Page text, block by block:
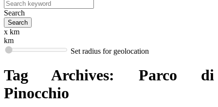
Search
x km
km
Set radius for geolocation
Tag Archives: Parco di
Pinocchio